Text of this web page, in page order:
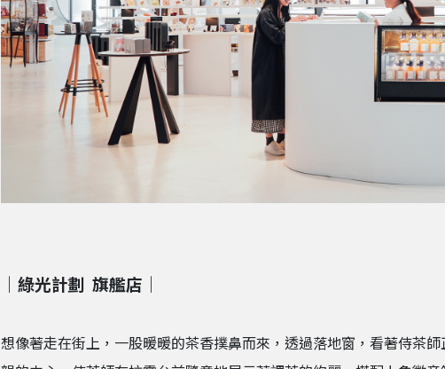
｜綠光計劃 旗艦店｜
想像著走在街上，一股暖暖的茶香撲鼻而來，透過落地窗，看著侍茶